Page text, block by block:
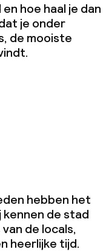
hoe haal je dan
je onder
de mooiste
hebben het
kennen de stad
de locals,
heerlijke tijd.